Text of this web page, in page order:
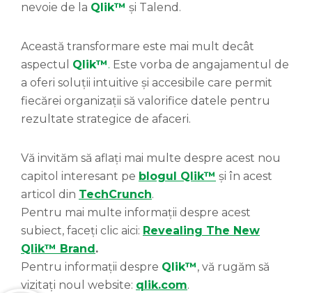
nevoie de la Qlik™ și Talend.
Această transformare este mai mult decât
aspectul Qlik™. Este vorba de angajamentul de
a oferi soluții intuitive și accesibile care permit
fiecărei organizații să valorifice datele pentru
rezultate strategice de afaceri.
Vă invităm să aflați mai multe despre acest nou
capitol interesant pe blogul Qlik™ și în acest
articol din TechCrunch.
Pentru mai multe informații despre acest
subiect, faceți clic aici: Revealing The New
Qlik™ Brand .
Pentru informații despre Qlik™, vă rugăm să
vizitați noul website: qlik.com.